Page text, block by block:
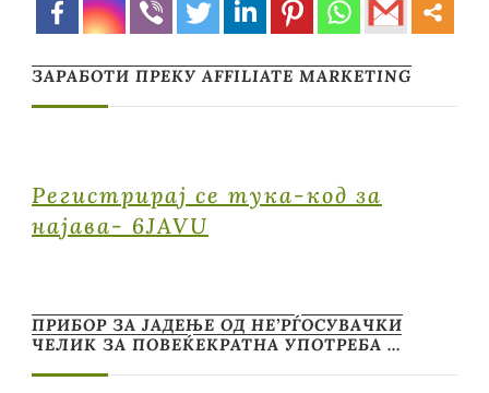
ЗАРАБОТИ ПРЕКУ AFFILIATE MARKETING
Регистрирај се тука-код за
најава- 6JAVU
ПРИБОР ЗА ЈАДЕЊЕ ОД НЕ’РЃОСУВАЧКИ
ЧЕЛИК ЗА ПОВЕЌЕКРАТНА УПОТРЕБА …